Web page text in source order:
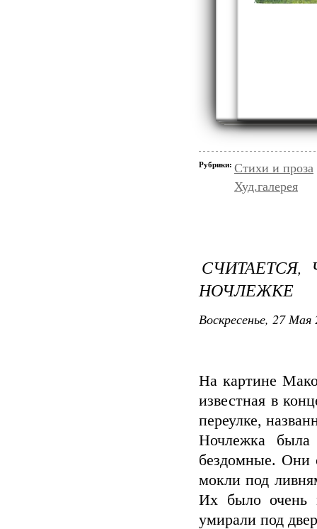
Рубрики: Стихи и проза
Худ.галерея
НОЧЛЕЖКЕ
Воскресенье, 27
На картине
известная в
переулке,
Ночлежка
бездомные. Они
мокли под
Их было очень
умирали под